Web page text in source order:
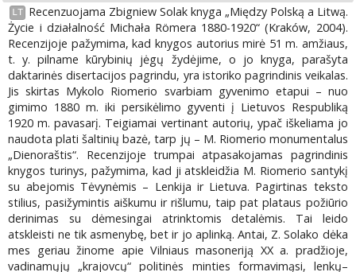
LT
Recenzuojama Zbigniew Solak knyga „Między Polską a Litwą.
Życie i działalność Michała Römera 1880-1920“ (Kraków, 2004).
Recenzijoje pažymima, kad knygos autorius mirė 51 m. amžiaus,
t. y. pilname kūrybinių jėgų žydėjime, o jo knyga, parašyta
daktarinės disertacijos pagrindu, yra istoriko pagrindinis veikalas.
Jis skirtas Mykolo Riomerio svarbiam gyvenimo etapui – nuo
gimimo 1880 m. iki persikėlimo gyventi į Lietuvos Respubliką
1920 m. pavasarį. Teigiamai vertinant autorių, ypač iškeliama jo
naudota plati šaltinių bazė, tarp jų – M. Riomerio monumentalus
„Dienoraštis“. Recenzijoje trumpai atpasakojamas pagrindinis
knygos turinys, pažymima, kad ji atskleidžia M. Riomerio santykį
su abejomis Tėvynėmis – Lenkija ir Lietuva. Pagirtinas teksto
stilius, pasižymintis aiškumu ir rišlumu, taip pat plataus požiūrio
derinimas su dėmesingai atrinktomis detalėmis. Tai leido
atskleisti ne tik asmenybę, bet ir jo aplinką. Antai, Z. Solako dėka
mes geriau žinome apie Vilniaus masoneriją XX a. pradžioje,
vadinamųjų „krajovcų“ politinės minties formavimąsi, lenkų–